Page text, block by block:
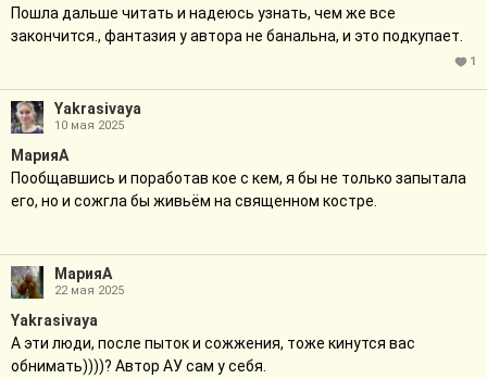
Пошла дальше читать и надеюсь узнать, чем же все
закончится., фантазия у автора не банальна, и это подкупает.
1
Yakrasivaya
10 мая 2025
МарияA
Пообщавшись и поработав кое с кем, я бы не только запытала
его, но и сожгла бы живьём на священном костре.
МарияA
22 мая 2025
Yakrasivaya
А эти люди, после пыток и сожжения, тоже кинутся вас
обнимать))))? Автор АУ сам у себя.